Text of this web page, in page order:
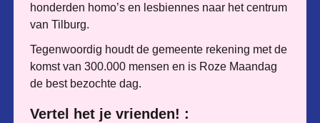
honderden homo’s en lesbiennes naar het centrum
van Tilburg.
Tegenwoordig houdt de gemeente rekening met de
komst van 300.000 mensen en is Roze Maandag
de best bezochte dag.
Vertel het je vrienden! :